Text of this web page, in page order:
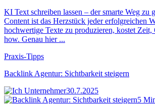
KI Text schreiben lassen – der smarte Weg zu
Content ist das Herzstück jeder erfolgreichen
hochwertige Texte zu produzieren, kostet
how. Genau hier ...
Praxis-Tipps
Backlink Agentur: Sichtbarkeit steigern
30.7.2025
5